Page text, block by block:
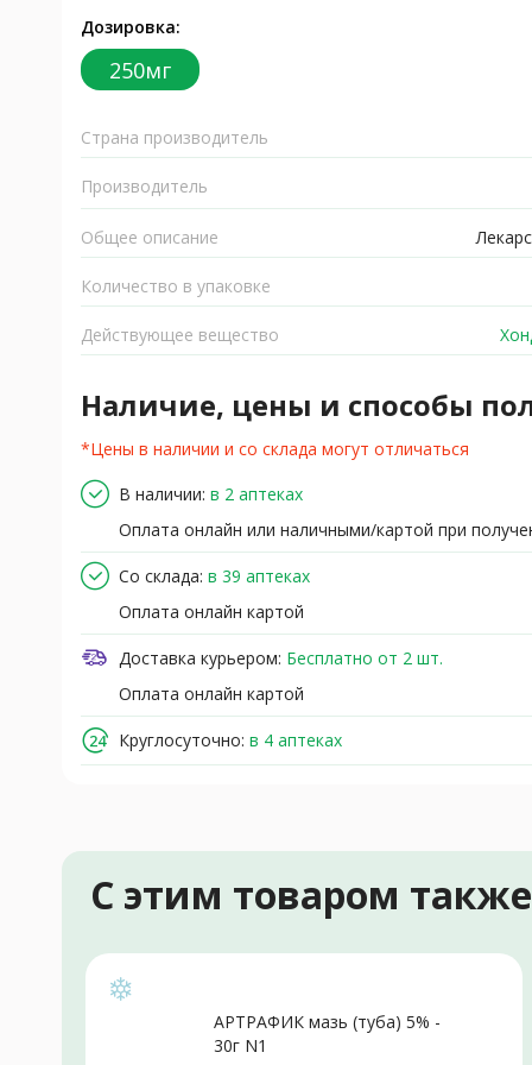
Дозировка:
250мг
Страна производитель
Производитель
Общее описание
Количество в упаковке
Действующее вещество
Наличие, цены и способы
*Цены в наличии и со склада могут отличаться
В наличии: в 2 аптеках
Оплата онлайн или наличными/картой при
Со склада: в 39 аптеках
Оплата онлайн картой
Доставка курьером: Бесплатно от 2 шт.
Оплата онлайн картой
Круглосуточно: в 4 аптеках
С этим товаром
АРТРАФИК мазь (туба) 5% -
30г N1